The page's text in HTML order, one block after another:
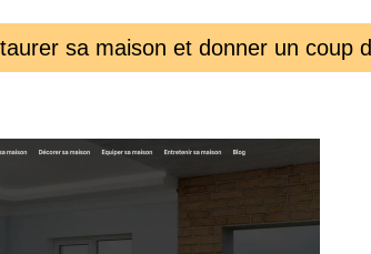
sa maison et donner un coup